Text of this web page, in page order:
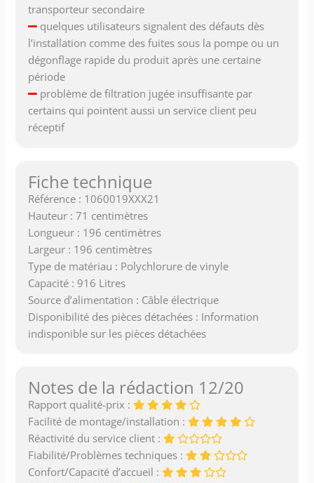
transporteur secondaire
quelques utilisateurs signalent des défauts dès
l’installation comme des fuites sous la pompe ou un
dégonflage rapide du produit après une certaine
période
problème de filtration jugée insuffisante par
certains qui pointent aussi un service client peu
réceptif
Fiche technique
Référence : 1060019XXX21
Hauteur : 71 centimètres
Longueur : 196 centimètres
Largeur : 196 centimètres
Type de matériau : Polychlorure de vinyle
Capacité : 916 Litres
Source d’alimentation : Câble électrique
Disponibilité des pièces détachées : Information
indisponible sur les pièces détachées
Notes de la rédaction 12/20
Rapport qualité-prix :
Facilité de montage/installation :
Réactivité du service client :
Fiabilité/Problèmes techniques :
Confort/Capacité d’accueil :